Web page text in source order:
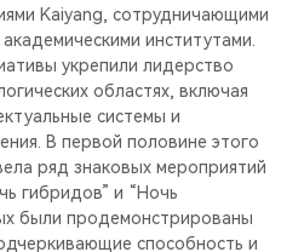
Kaiyang, сотрудничающими
институтами.
укрепили лидерство
областях, включая
системы и
В первой половине этого
ряд знаковых мероприятий
гибридов” и “Ночь
были продемонстрированы
способность и